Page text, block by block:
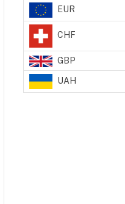
EUR
CHF
GBP
UAH